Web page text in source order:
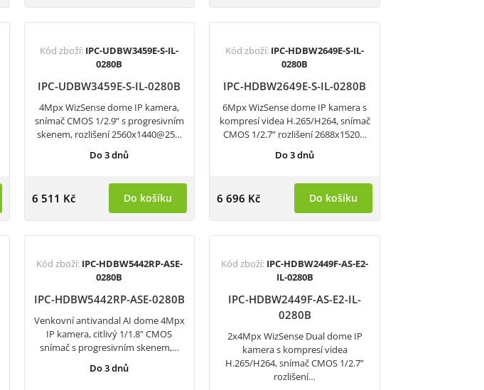
Kód zboží: IPC-UDBW3459E-S-IL-
0280B
IPC-UDBW3459E-S-IL-0280B
4Mpx WizSense dome IP kamera,
snímač CMOS 1/2.9” s progresivním
skenem, rozlišení 2560x1440@25…
Do 3 dnů
6 511 Kč Do košíku
Kód zboží: IPC-HDBW2649E-S-IL-
0280B
IPC-HDBW2649E-S-IL-0280B
6Mpx WizSense dome IP kamera s
kompresí videa H.265/H264, snímač
CMOS 1/2.7” rozlišení 2688x1520…
Do 3 dnů
6 696 Kč Do košíku
Kód zboží: IPC-HDBW5442RP-ASE-
0280B
IPC-HDBW5442RP-ASE-0280B
Venkovní antivandal AI dome 4Mpx
IP kamera, citlivý 1/1.8" CMOS
snímač s progresivním skenem,…
Do 3 dnů
Kód zboží: IPC-HDBW2449F-AS-E2-
IL-0280B
IPC-HDBW2449F-AS-E2-IL-
0280B
2x4Mpx WizSense Dual dome IP
kamera s kompresí videa
H.265/H264, snímač CMOS 1/2.7”
rozlišení…